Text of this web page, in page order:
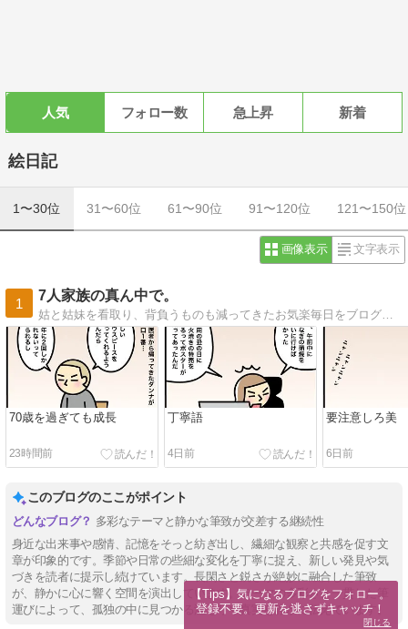
人気 フォロー数 急上昇 新着
絵日記
1〜30位 31〜60位 61〜90位 91〜120位 121〜150位
画像表示 文字表示
1
7人家族の真ん中で。
姑と姑妹を看取り、背負うものも減ってきたお気楽毎日をブログで更新。心に描いた夫婦の未来予想図は思ったとおりにかなえられていくのか…？
70歳を過ぎても成長
23時間前
丁寧語
4日前
要注意しろ美
6日前
このブログのここがポイント
多彩なテーマと静かな筆致が交差する継続性
身近な出来事や感情、記憶をそっと紡ぎ出し、繊細な観察と共感を促す文
章が印象的です。季節や日常の些細な変化を丁寧に捉え、新しい発見や気
づきを読者に提示し続けています。長閑さと鋭さが絶妙に融合した筆致
が、静かに心に響く空間を演出しています。テーマの多彩さと一貫した筆
運びによって、孤独の中に見つかる温もりや真実を静かに伝えています。
【Tips】気になるブログをフォロー。
登録不要。更新を逃さずキャッチ！
閉じる